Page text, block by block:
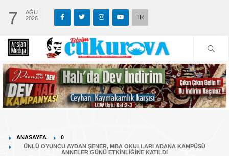
7
AĞU
2026
TR
ANASAYFA
0
ÜNLÜ OYUNCU AYDAN ŞENER, MBA OKULLARI ADANA KAMPÜSÜ
ANNELER GÜNÜ ETKINLIĞINE KATILDI